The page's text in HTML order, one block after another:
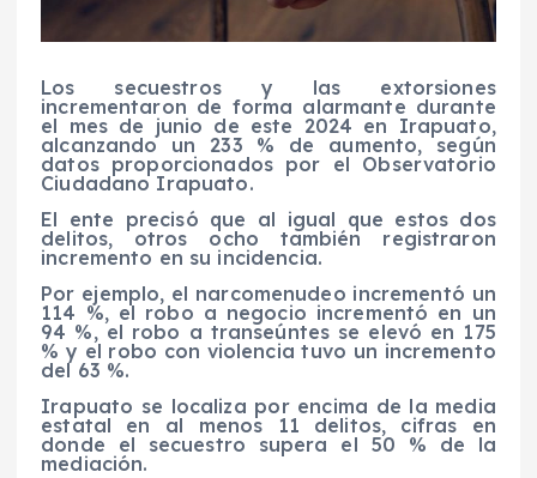
Los secuestros y las extorsiones
incrementaron de forma alarmante durante
el mes de junio de este 2024 en Irapuato,
alcanzando un 233 % de aumento, según
datos proporcionados por el Observatorio
Ciudadano Irapuato.
El ente precisó que al igual que estos dos
delitos, otros ocho también registraron
incremento en su incidencia.
Por ejemplo, el narcomenudeo incrementó un
114 %, el robo a negocio incrementó en un
94 %, el robo a transeúntes se elevó en 175
% y el robo con violencia tuvo un incremento
del 63 %.
Irapuato se localiza por encima de la media
estatal en al menos 11 delitos, cifras en
donde el secuestro supera el 50 % de la
mediación.